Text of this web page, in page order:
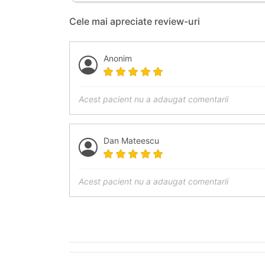
Cele mai apreciate review-uri
Anonim
Acest pacient nu a adaugat comentarii
Dan Mateescu
Acest pacient nu a adaugat comentarii